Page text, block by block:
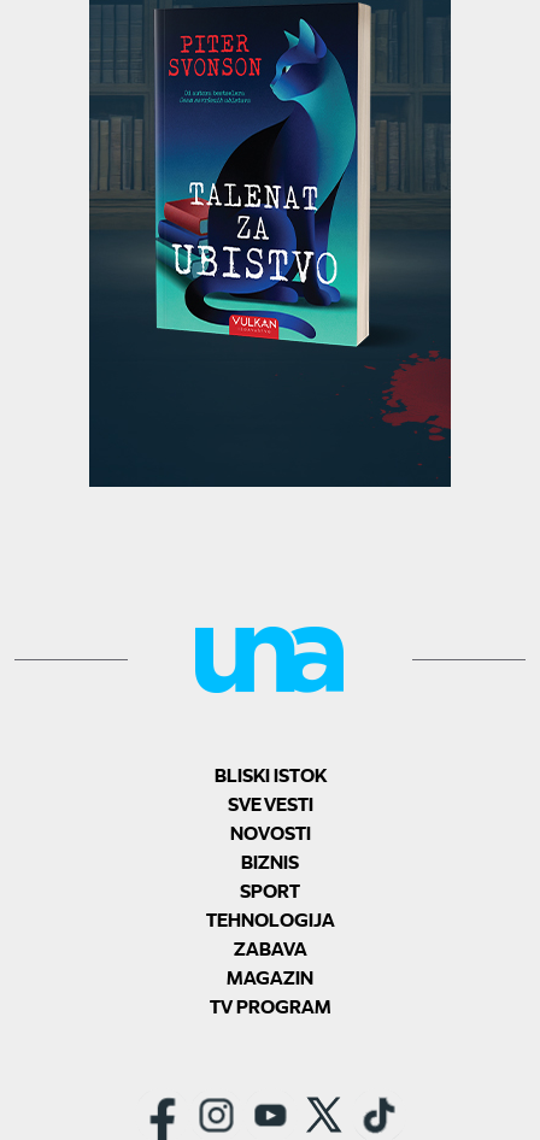
BLISKI ISTOK
SVE VESTI
NOVOSTI
BIZNIS
SPORT
TEHNOLOGIJA
ZABAVA
MAGAZIN
TV PROGRAM